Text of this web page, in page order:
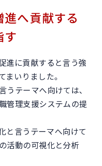
へ貢献する
す
進に貢献すると言う強
いりました。
うテーマへ向けては、
管理支援システムの提
と言うテーマへ向けて
活動の可視化と分析